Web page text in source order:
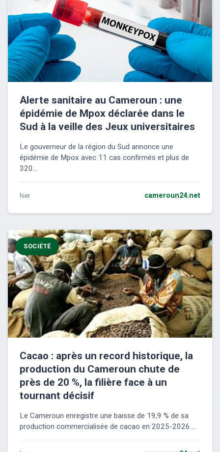
Alerte sanitaire au Cameroun : une
épidémie de Mpox déclarée dans le
Sud à la veille des Jeux universitaires
Le gouverneur de la région du Sud annonce une
épidémie de Mpox avec 11 cas confirmés et plus de
320...
hier cameroun24.net
SOCIÉTÉ
Cacao : après un record historique, la
production du Cameroun chute de
près de 20 %, la filière face à un
tournant décisif
Le Cameroun enregistre une baisse de 19,9 % de sa
production commercialisée de cacao en 2025-2026....